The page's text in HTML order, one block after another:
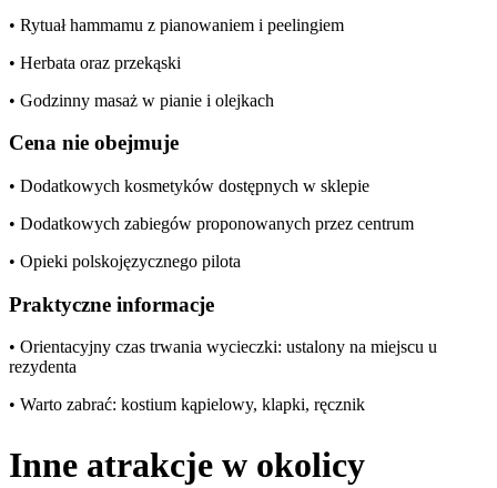
• Rytuał hammamu z pianowaniem i peelingiem
• Herbata oraz przekąski
• Godzinny masaż w pianie i olejkach
Cena nie obejmuje
• Dodatkowych kosmetyków dostępnych w sklepie
• Dodatkowych zabiegów proponowanych przez centrum
• Opieki polskojęzycznego pilota
Praktyczne informacje
• Orientacyjny czas trwania wycieczki: ustalony na miejscu u
rezydenta
• Warto zabrać: kostium kąpielowy, klapki, ręcznik
Inne atrakcje w okolicy